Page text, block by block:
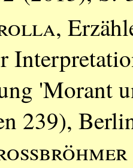
,
'Morant
239),